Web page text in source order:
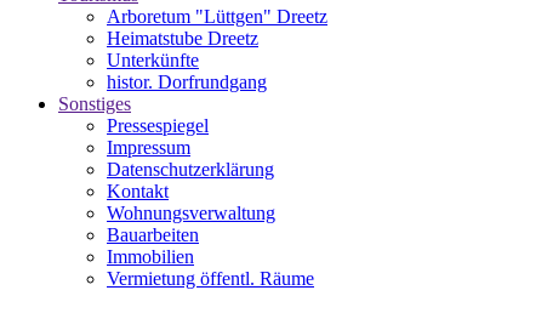
Arboretum "Lüttgen" Dreetz
Heimatstube Dreetz
Unterkünfte
histor. Dorfrundgang
Sonstiges
Pressespiegel
Impressum
Datenschutzerklärung
Kontakt
Wohnungsverwaltung
Bauarbeiten
Immobilien
Vermietung öffentl. Räume